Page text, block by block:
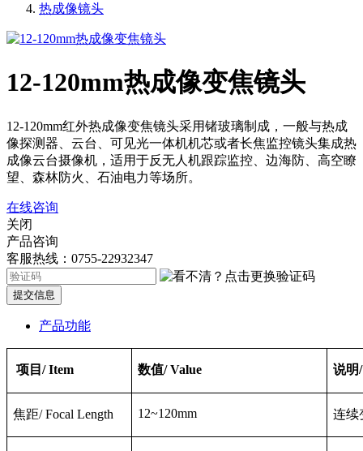
热成像镜头
12-120mm热成像变焦镜头
12-120mm红外热成像变焦镜头采用锗玻璃制成，一般与热成
像探测器、云台、可见光一体机机芯或者长焦监控镜头集成热
成像云台摄像机，适用于反无人机跟踪监控、边海防、高空瞭
望、森林防火、石油电力等场所。
在线咨询
关闭
产品咨询
客服热线：0755-22932347
提交信息
产品功能
项目/ Item 数值/Value 说明
焦距/ Focal Length 12~120mm 连续